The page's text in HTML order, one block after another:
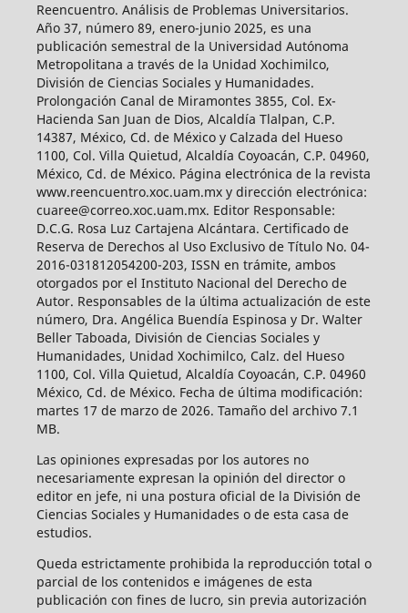
Reencuentro. Análisis de Problemas Universitarios.
Año 37, número 89, enero-junio 2025, es una
publicación semestral de la Universidad Autónoma
Metropolitana a través de la Unidad Xochimilco,
División de Ciencias Sociales y Humanidades.
Prolongación Canal de Miramontes 3855, Col. Ex-
Hacienda San Juan de Dios, Alcaldía Tlalpan, C.P.
14387, México, Cd. de México y Calzada del Hueso
1100, Col. Villa Quietud, Alcaldía Coyoacán, C.P. 04960,
México, Cd. de México. Página electrónica de la revista
www.reencuentro.xoc.uam.mx y dirección electrónica:
cuaree@correo.xoc.uam.mx. Editor Responsable:
D.C.G. Rosa Luz Cartajena Alcántara. Certificado de
Reserva de Derechos al Uso Exclusivo de Título No. 04-
2016-031812054200-203, ISSN en trámite, ambos
otorgados por el Instituto Nacional del Derecho de
Autor. Responsables de la última actualización de este
número, Dra. Angélica Buendía Espinosa y Dr. Walter
Beller Taboada, División de Ciencias Sociales y
Humanidades, Unidad Xochimilco, Calz. del Hueso
1100, Col. Villa Quietud, Alcaldía Coyoacán, C.P. 04960
México, Cd. de México. Fecha de última modificación:
martes 17 de marzo de 2026. Tamaño del archivo 7.1
MB.
Las opiniones expresadas por los autores no
necesariamente expresan la opinión del director o
editor en jefe, ni una postura oficial de la División de
Ciencias Sociales y Humanidades o de esta casa de
estudios.
Queda estrictamente prohibida la reproducción total o
parcial de los contenidos e imágenes de esta
publicación con fines de lucro, sin previa autorización